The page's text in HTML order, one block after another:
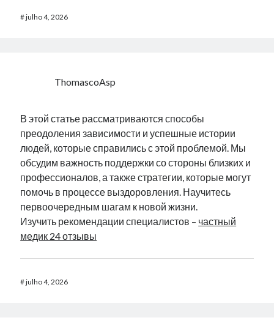
#julho 4, 2026
ThomascoAsp
В этой статье рассматриваются способы
преодоления зависимости и успешные истории
людей, которые справились с этой проблемой. Мы
обсудим важность поддержки со стороны близких и
профессионалов, а также стратегии, которые могут
помочь в процессе выздоровления. Научитесь
первоочередным шагам к новой жизни.
Изучить рекомендации специалистов – частный
медик 24 отзывы
#julho 4, 2026